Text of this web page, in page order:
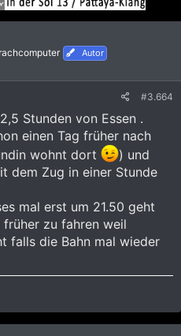
Autor
#3.664
Stunden von Essen .
einen Tag früher nach
wohnt dort
) und
dem Zug in einer Stunde
mal erst um 21.50 geht
zu fahren weil
falls die Bahn mal wieder